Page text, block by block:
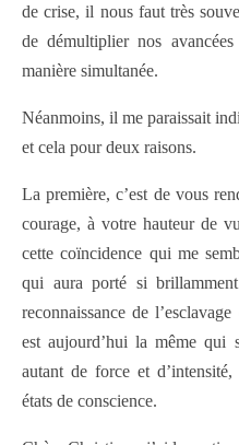
de crise, il nous faut très
de démultiplier nos
manière simultanée.
Néanmoins, il me paraissait
et cela pour deux raisons.
La première, c’est de vous
courage, à votre hauteur de
cette coïncidence qui me
qui aura porté si
reconnaissance de
est aujourd’hui la même qui
autant de force et
états de conscience.